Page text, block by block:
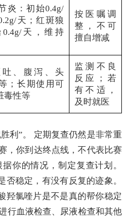
炎：初始0.4g/
天；红斑狼
天，维持
按医嘱调
整，不可
擅自增减
、腹泻、头
；长期使用可
毒性等
监测不良
反应；若
有不适，
及时就医
利”。 定期复查仍然是非常重
，你到达终点线，不代表比赛
你的情况，制定复查计划。
否稳定，有没有反复的迹象。
羟氯喹片是不是真的帮你稳定
行血液检查、尿液检查和其他